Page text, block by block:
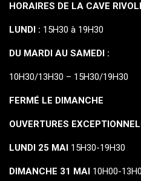
HORAIRES DE LA CAVE RIVOLI
LUNDI : 15H30 à 19H30
DU MARDI AU SAMEDI :
10H30/13H30 – 15H30/19H30
FERMÉ LE DIMANCHE
OUVERTURES
LUNDI 25 MAI 15H30-19H30
DIMANCHE 31 MAI 10H00-